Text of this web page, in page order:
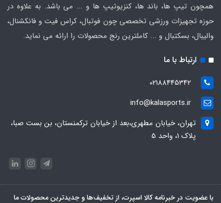
همچون تیپ ها، باند ها، کنزیوتیپ ها و ... می باشد. به علاوه در
حوزه تجهیزات ورزشی تخصصی چون فوتبال، کراس فیت و فانکشنال،
والیبال، بسکتبال و ... کاملترین رنج محصولات را ارائه می نماید.
ارتباط با ما
02188445342
info@kalasports.ir
تهران، خیابان مطهری،بعد از خیابان ترکمنستان، بن بست صبا،
پلاک 1، واحد 5
با عضویت در خبرنامه کالا اسپرت، از تخفیف‌ها و جدیدترین‌ محصولات ما